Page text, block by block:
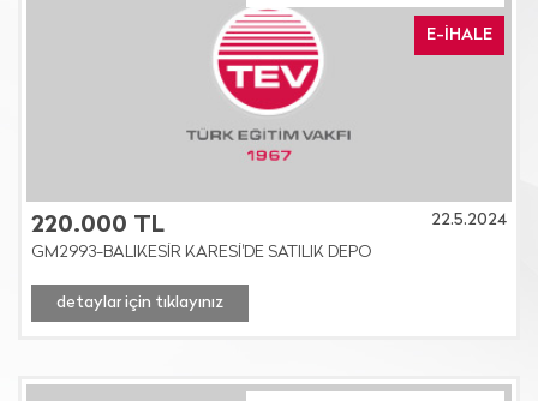
E-İHALE
220.000 TL
22.5.2024
GM2993-BALIKESİR KARESİ'DE SATILIK DEPO
detaylar için tıklayınız